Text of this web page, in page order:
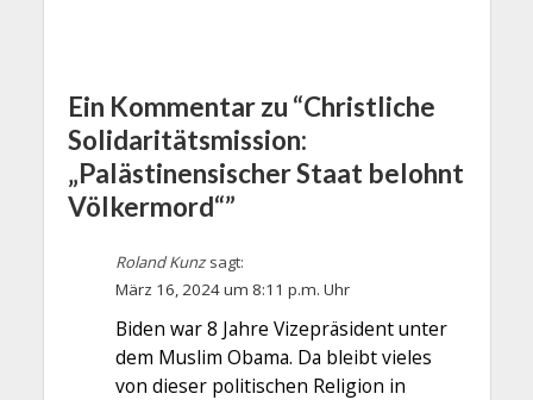
Ein Kommentar zu “Christliche
Solidaritätsmission:
„Palästinensischer Staat belohnt
Völkermord“”
Roland Kunz sagt:
März 16, 2024 um 8:11 p.m. Uhr
Biden war 8 Jahre Vizepräsident unter
dem Muslim Obama. Da bleibt vieles
von dieser politischen Religion in